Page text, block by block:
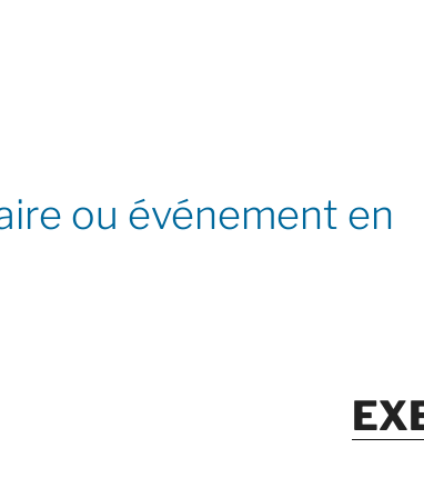
ou événement en